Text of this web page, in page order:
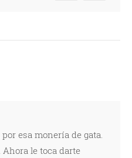
esa monería de gata.
le toca darte